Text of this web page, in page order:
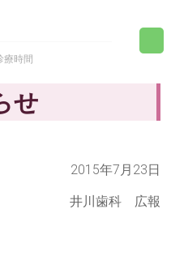
療時間
せ
2015年7月23日
井川歯科 広報